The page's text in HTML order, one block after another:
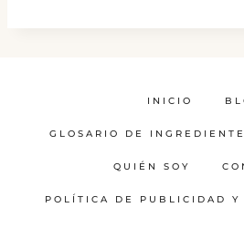
INICIO
GLOSARIO DE
QUIÉN SOY
POLÍTICA DE PUBLICIDAD Y